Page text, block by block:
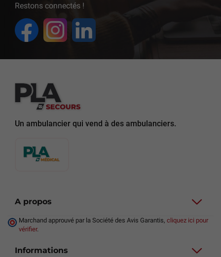
Restons connectés !
Un ambulancier qui vend à des ambulanciers.
A propos
Marchand approuvé par la Société des Avis Garantis, cliquez ici pour
vérifier.
Informations